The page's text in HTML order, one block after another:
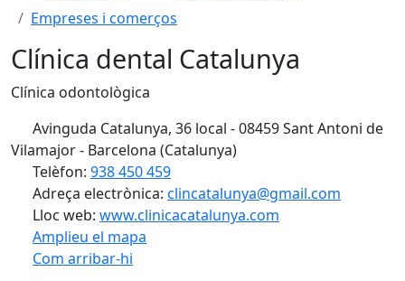
Empreses i comerços
Clínica dental Catalunya
Clínica odontològica
Avinguda Catalunya, 36 local - 08459 Sant Antoni de
Vilamajor - Barcelona (Catalunya)
Telèfon: 938 450 459
Adreça electrònica: clincatalunya@gmail.com
Lloc web: www.clinicacatalunya.com
Amplieu el mapa
Com arribar-hi